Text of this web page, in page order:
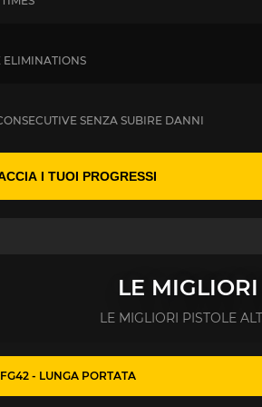
ELIMINATIONS
SENZA SUBIRE DANNI
I TUOI PROGRESSI
LE
LE MIGLIORI PISTOLE
FG42 - LUNGA PORTATA